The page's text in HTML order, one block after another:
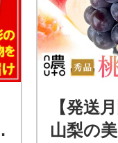
【発送
山梨の